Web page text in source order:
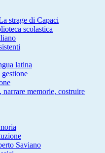
strage di Capaci
scolastica
latina
narrare memorie, costruire
Saviano